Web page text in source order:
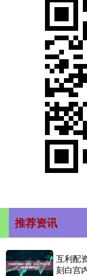
推荐资讯
互利配
刻白宫